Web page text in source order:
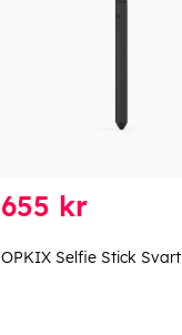
655 kr
OPKIX Selfie Stick Svart